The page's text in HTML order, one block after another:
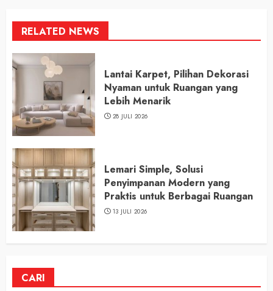
RELATED NEWS
Lantai Karpet, Pilihan Dekorasi
Nyaman untuk Ruangan yang
Lebih Menarik
28 JULI 2026
Lemari Simple, Solusi
Penyimpanan Modern yang
Praktis untuk Berbagai Ruangan
13 JULI 2026
CARI